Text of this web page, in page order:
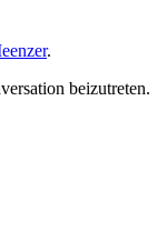
.
beizutreten.